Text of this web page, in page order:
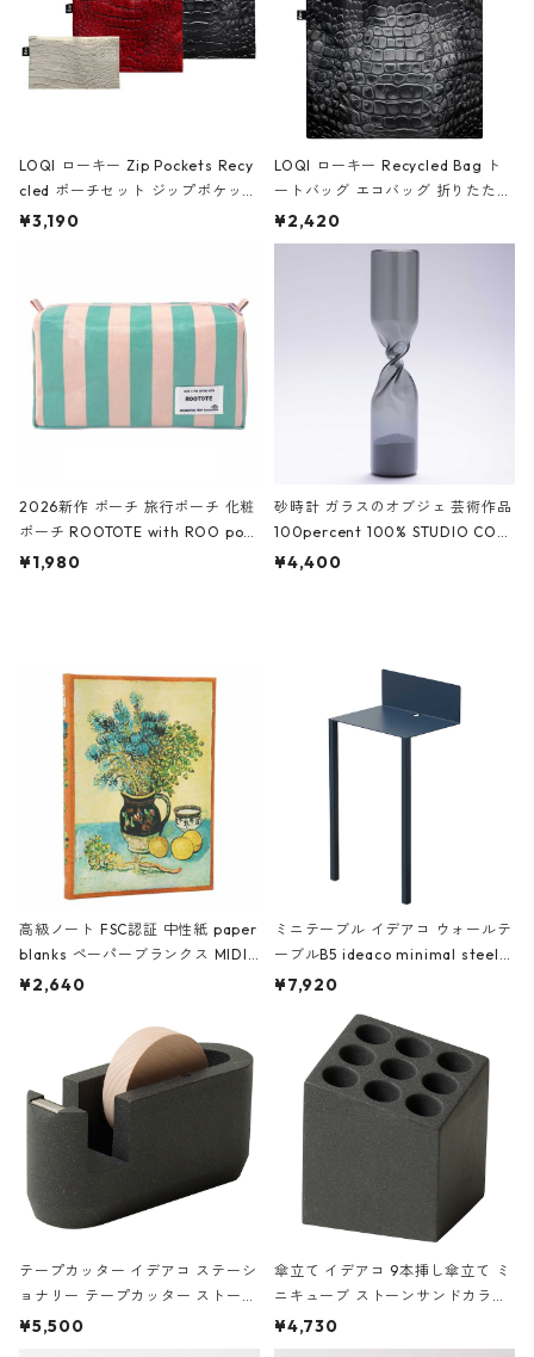
LOQI ローキー Zip Pockets Recy
cled ポーチセット ジップポケット
ファスナーポーチ 撥水加工 トラベ
ーガンディー、オフホワイト
¥3,190
LOQI ローキー Recycled Bag ト
ートバッグ エコバッグ 折りたたみ
大きめ 撥水加工 収納ポーチ CRO
CODILE/Black クロコダイル/ブラ
¥2,420
2026新作 ポーチ 旅行ポーチ 化粧
ポーチ ROOTOTE with ROO pou
ch 3532 ルートート WR.ポーチ.ラ
¥1,980
砂時計 ガラスのオブジェ 芸術作品
100percent 100% STUDIO COH
AKU Timeless 100パーセント ス
¥4,400
高級ノート FSC認証 中性紙 paper
blanks ペーパーブランクス MIDI
ハードカバー 罫線 ヴァン・ゴッホ
¥2,640
ミニテーブル イデアコ ウォールテ
ーブルB5 ideaco minimal steel f
urniture WALL Table B5 ネイビー
¥7,920
テープカッター イデアコ ステーシ
ョナリー テープカッター ストーン
サンドカラー 石調 ideaco Station
¥5,500
傘立て イデアコ 9本挿し傘立て ミ
ニキューブ ストーンサンドカラー
石調 ideaco Umbrella Stand CUB
E ストーンサンドブラック
¥4,730